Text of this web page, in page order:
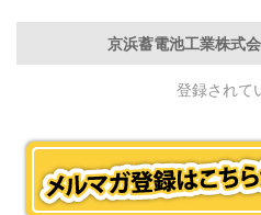
京浜蓄電池工業株式
登録されて